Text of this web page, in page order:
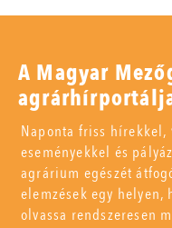
A Magyar
Naponta friss
eseményekkel és
agrárium egészét
elemzések egy
olvassa rendszeresen